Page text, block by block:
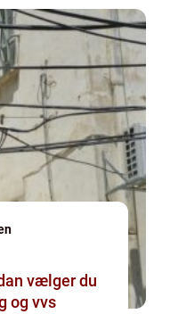
og vvs